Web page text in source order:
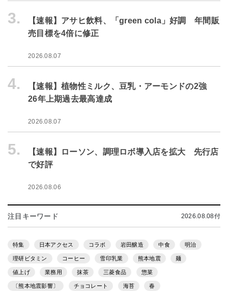
3.
【速報】アサヒ飲料、「green cola」好調 年間販
売目標を4倍に修正
2026.08.07
4.
【速報】植物性ミルク、豆乳・アーモンドの2強
26年上期過去最高達成
2026.08.07
5.
【速報】ローソン、調理ロボ導入店を拡大 先行店
で好評
2026.08.06
注目キーワード 2026.08.08付
特集 日本アクセス コラボ 岩田醸造 中食 明治
理研ビタミン コーヒー 雪印乳業 熊本地震 麺
値上げ 業務用 抹茶 三菱食品 惣菜
〔熊本地震影響〕 チョコレート 海苔 春